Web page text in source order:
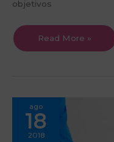
objetivos
Read More »
ago
18
2018
Quais
são
seus
desafios
como